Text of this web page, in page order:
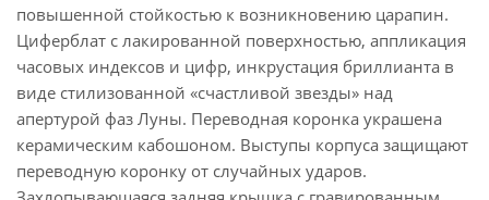
повышенной стойкостью к возникновению царапин.
Циферблат с лакированной поверхностью, аппликация
часовых индексов и цифр, инкрустация бриллианта в
виде стилизованной «счастливой звезды» над
апертурой фаз Луны. Переводная коронка украшена
керамическим кабошоном. Выступы корпуса защищают
переводную коронку от случайных ударов.